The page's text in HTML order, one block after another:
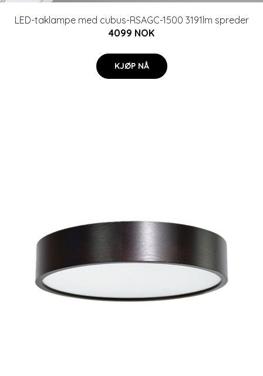
LED-taklampe med cubus-RSAGC-1500 3191lm spreder
4099 NOK
KJØP NÅ